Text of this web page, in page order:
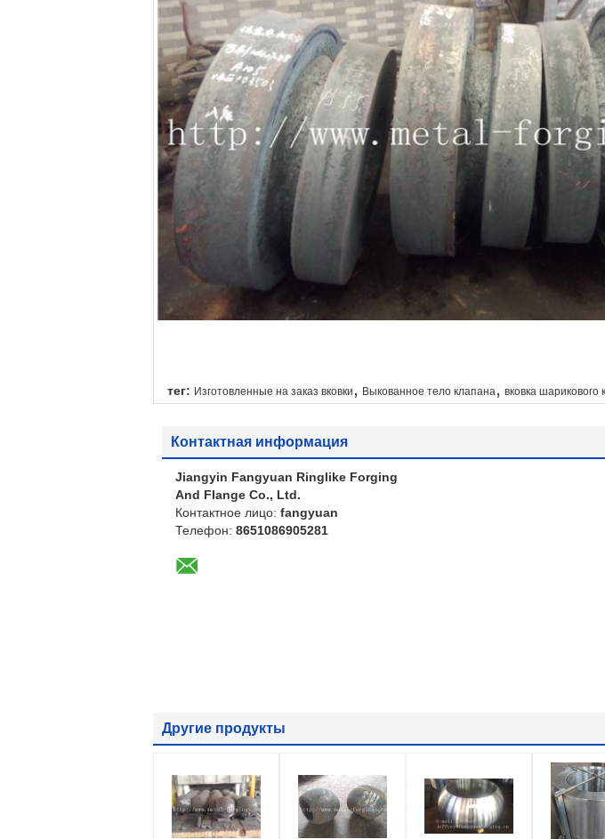
тег: Изготовленные на заказ вковки Выкованное тело клапана вковка шарикового
Контактная информация
Jiangyin Fangyuan Ringlike Forging
And Flange Co., Ltd.
Контактное лицо: fangyuan
Телефон: 8651086905281
Другие продукты